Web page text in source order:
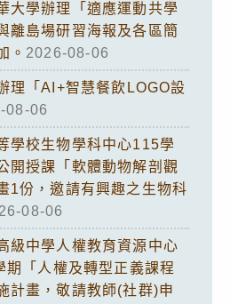
大學辦理「適應運動共學
離島場研習海報及各區簡
。 2026-08-06
理「AI+智慧餐飲LOGO設
08-06
學校生物學科中心115學
開授課「軟體動物解剖觀
1份，邀請有興趣之生物科
08-06
級中學人權教育資源中心
「人權及轉型正義課程
計畫，敬請教師(社群)申